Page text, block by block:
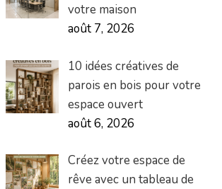
votre maison
août 7, 2026
10 idées créatives de
parois en bois pour votre
espace ouvert
août 6, 2026
Créez votre espace de
rêve avec un tableau de